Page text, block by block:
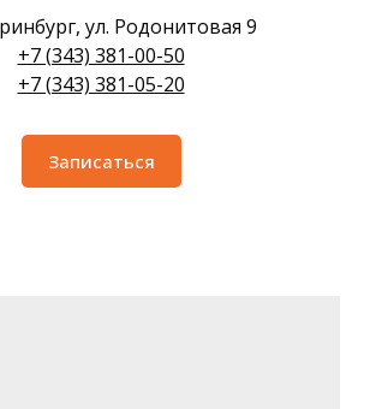
ул. Родонитовая 9
+7 (343) 381-00-50
+7 (343) 381-05-20
Записаться